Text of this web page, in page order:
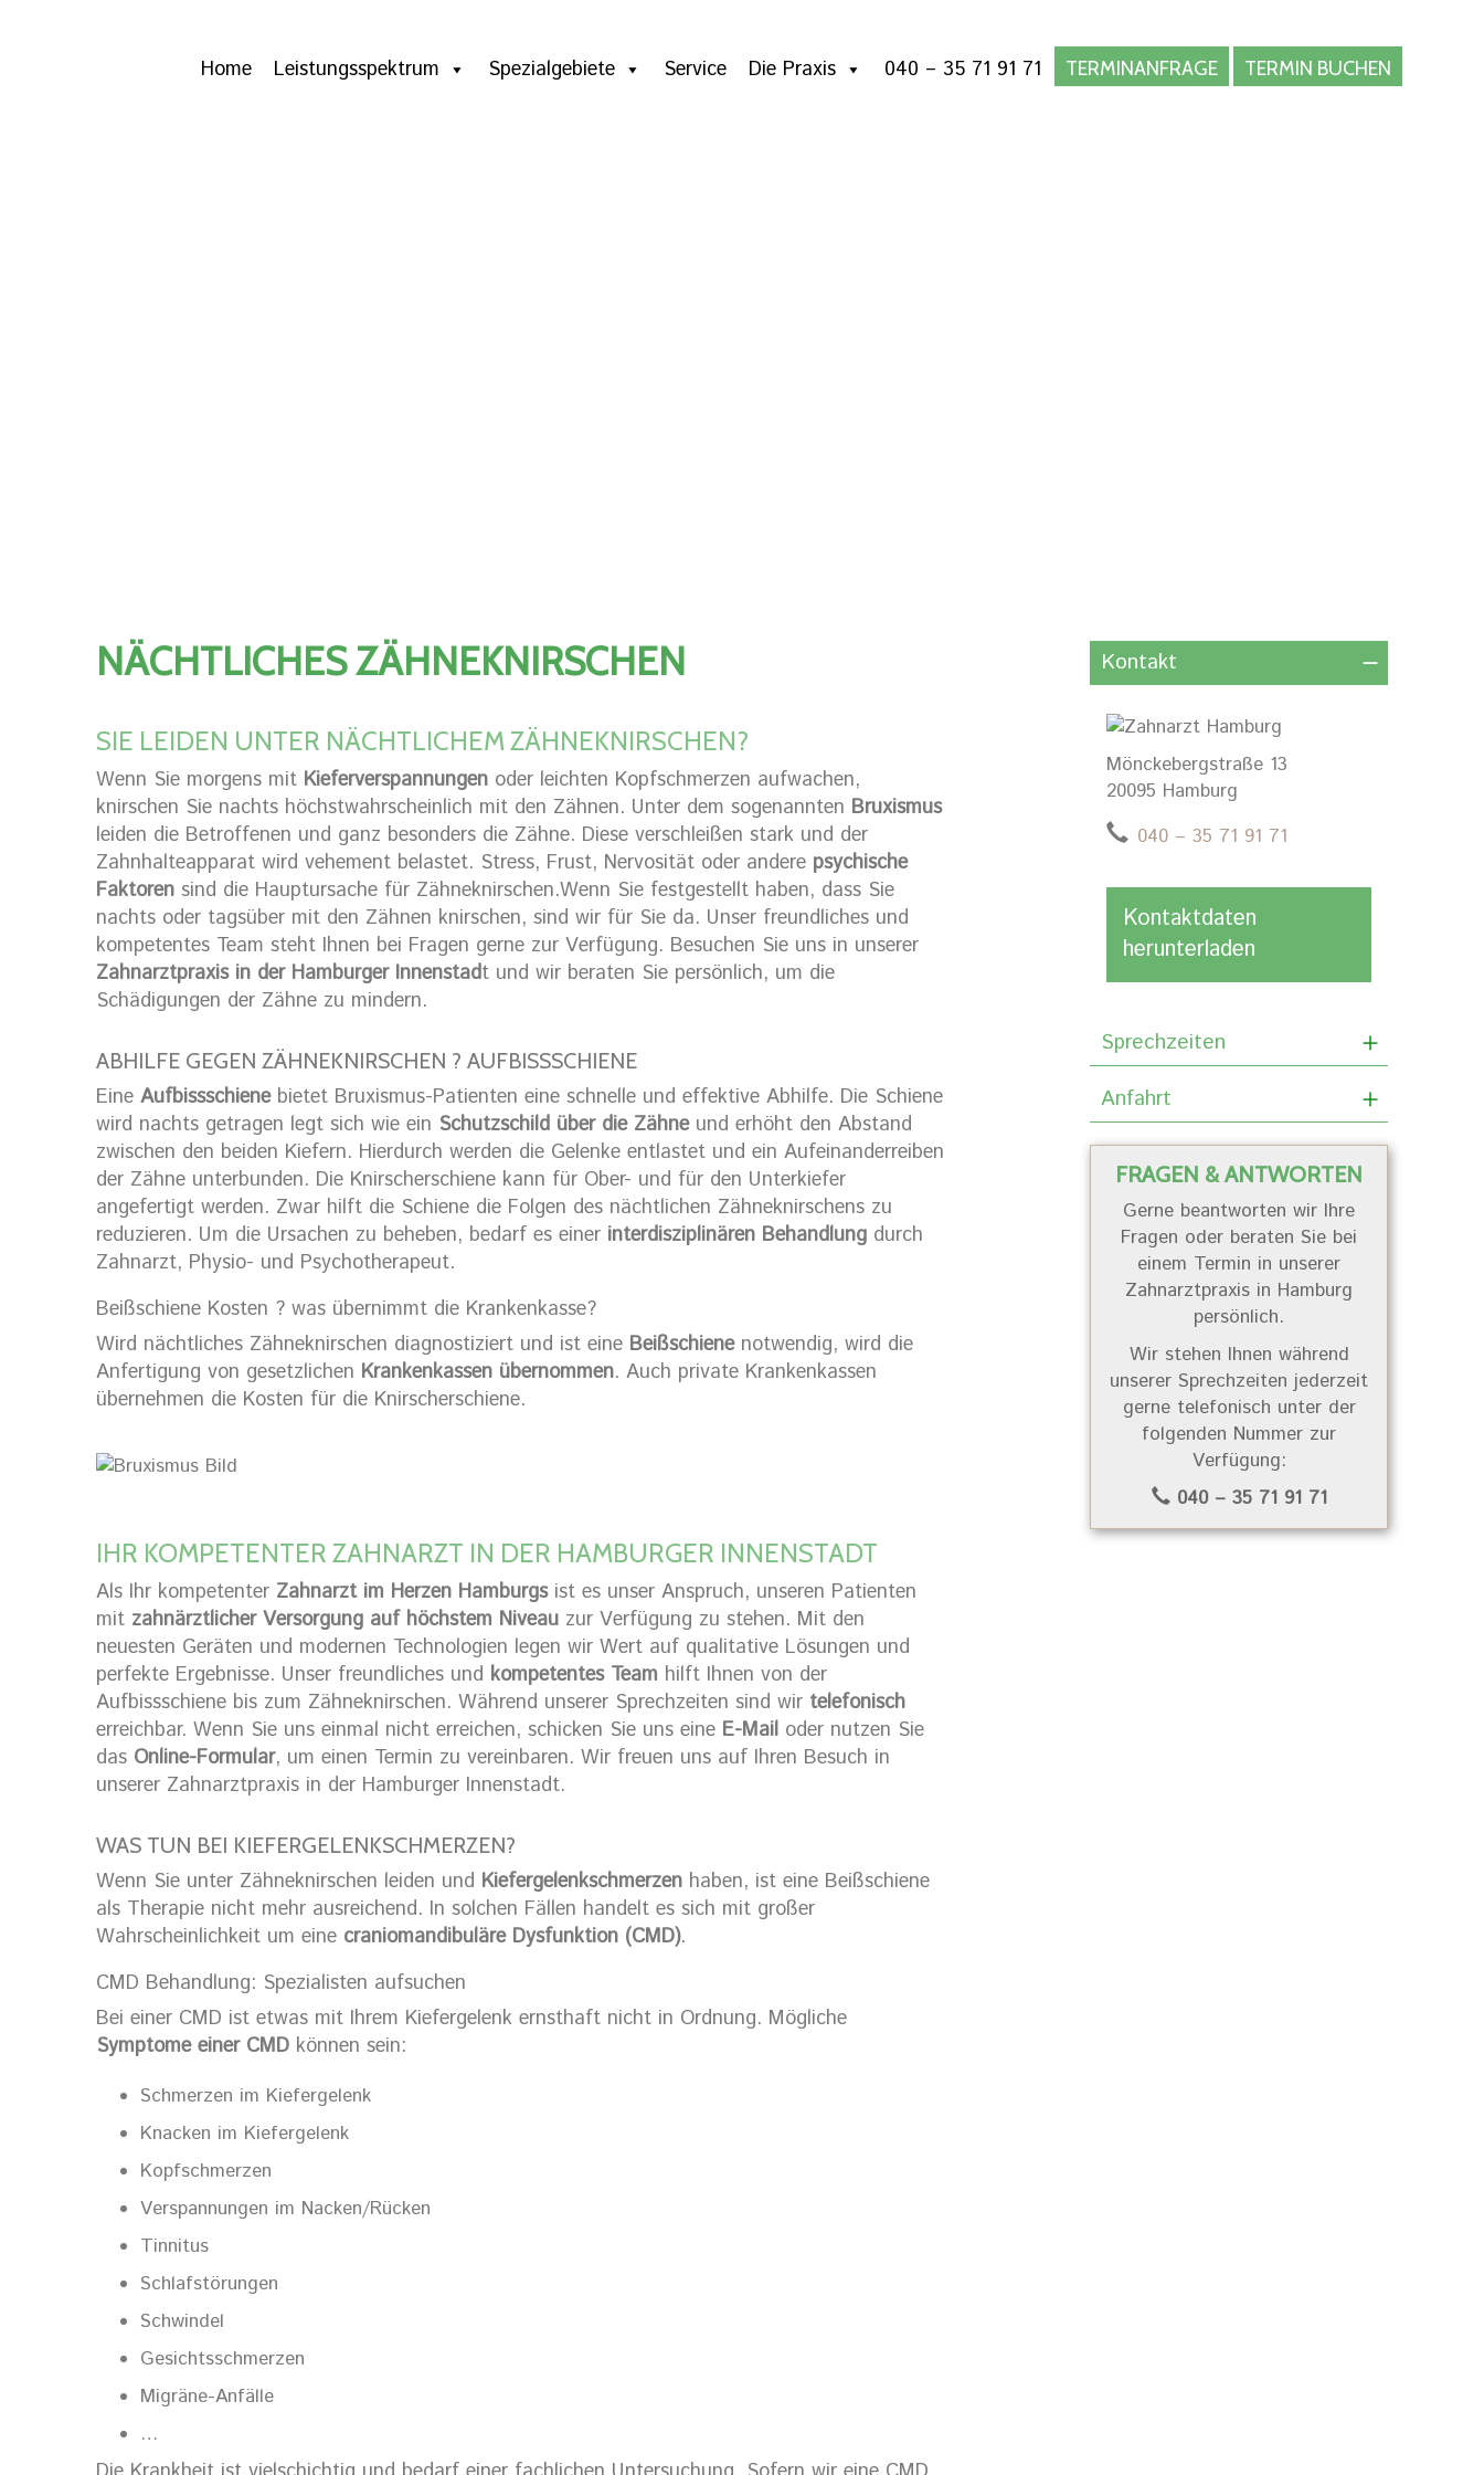
Home Leistungsspektrum Spezialgebiete Service Die Praxis 040 – 35 71 91 71 TERMINANFRAGE TERMIN BUCHEN
NÄCHTLICHES ZÄHNEKNIRSCHEN
SIE LEIDEN UNTER NÄCHTLICHEM ZÄHNEKNIRSCHEN?
Wenn Sie morgens mit Kieferverspannungen oder leichten Kopfschmerzen aufwachen,
knirschen Sie nachts höchstwahrscheinlich mit den Zähnen. Unter dem sogenannten Bruxismus
leiden die Betroffenen und ganz besonders die Zähne. Diese verschleißen stark und der
Zahnhalteapparat wird vehement belastet. Stress, Frust, Nervosität oder andere psychische
Faktoren sind die Hauptursache für Zähneknirschen.Wenn Sie festgestellt haben, dass Sie
nachts oder tagsüber mit den Zähnen knirschen, sind wir für Sie da. Unser freundliches und
kompetentes Team steht Ihnen bei Fragen gerne zur Verfügung. Besuchen Sie uns in unserer
Zahnarztpraxis in der Hamburger Innenstadt und wir beraten Sie persönlich, um die
Schädigungen der Zähne zu mindern.
ABHILFE GEGEN ZÄHNEKNIRSCHEN ? AUFBISSSCHIENE
Eine Aufbissschienebietet Bruxismus-Patienten eine schnelle und effektive Abhilfe. Die Schiene
wird nachts getragen legt sich wie ein Schutzschild über die Zähneund erhöht den Abstand
zwischen den beiden Kiefern. Hierdurch werden die Gelenke entlastet und ein Aufeinanderreiben
der Zähne unterbunden. Die Knirscherschiene kann für Ober- und für den Unterkiefer
angefertigt werden. Zwar hilft die Schiene die Folgen des nächtlichen Zähneknirschens zu
reduzieren. Um die Ursachen zu beheben, bedarf es einer interdisziplinären Behandlung durch
Zahnarzt, Physio- und Psychotherapeut.
Beißschiene Kosten ? was übernimmt die Krankenkasse?
Wird nächtliches Zähneknirschen diagnostiziert und ist eine Beißschienenotwendig, wird die
Anfertigung von gesetzlichen Krankenkassen übernommen. Auch private Krankenkassen
übernehmen die Kosten für die Knirscherschiene.
IHR KOMPETENTER ZAHNARZT IN DER HAMBURGER INNENSTADT
Als Ihr kompetenter Zahnarzt im Herzen Hamburgsist es unser Anspruch, unseren Patienten
mit zahnärztlicher Versorgung auf höchstem Niveau zur Verfügung zu stehen. Mit den
neuesten Geräten und modernen Technologien legen wir Wert auf qualitative Lösungen und
perfekte Ergebnisse. Unser freundliches und kompetentes Team hilft Ihnen von der
Aufbissschiene bis zum Zähneknirschen. Während unserer Sprechzeiten sind wir telefonisch
erreichbar. Wenn Sie uns einmal nicht erreichen, schicken Sie uns eine E-Mail oder nutzen Sie
das Online-Formular, um einen Termin zu vereinbaren. Wir freuen uns auf Ihren Besuch in
unserer Zahnarztpraxis in der Hamburger Innenstadt.
WAS TUN BEI KIEFERGELENKSCHMERZEN?
Wenn Sie unter Zähneknirschen leiden und Kiefergelenkschmerzen haben, ist eine Beißschiene
als Therapie nicht mehr ausreichend. In solchen Fällen handelt es sich mit großer
Wahrscheinlichkeit um eine craniomandibuläre Dysfunktion (CMD).
CMD Behandlung: Spezialisten aufsuchen
Bei einer CMD ist etwas mit Ihrem Kiefergelenk ernsthaft nicht in Ordnung. Mögliche
Symptome einer CMD können sein:
Schmerzen im Kiefergelenk
Knacken im Kiefergelenk
Kopfschmerzen
Verspannungen im Nacken/Rücken
Tinnitus
Schlafstörungen
Schwindel
Gesichtsschmerzen
Migräne-Anfälle
…
Kontakt
Mönckebergstraße 13
20095 Hamburg
040 – 35 71 91 71
Kontaktdaten
herunterladen
Sprechzeiten
Anfahrt
FRAGEN & ANTWORTEN
Gerne beantworten wir Ihre
Fragen oder beraten Sie bei
einem Termin in unserer
Zahnarztpraxis in Hamburg
persönlich.
Wir stehen Ihnen während
unserer Sprechzeiten jederzeit
gerne telefonisch unter der
folgenden Nummer zur
Verfügung:
040 – 35 71 91 71